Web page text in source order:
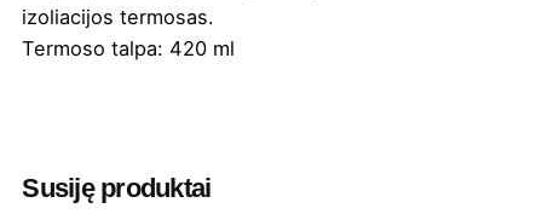
izoliacijos termosas.
Termoso talpa: 420 ml
Susiję produktai